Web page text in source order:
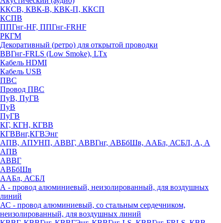
ККСВ, КВК-В, КВК-П, ККСП
КСПВ
ППГнг-HF, ППГнг-FRHF
РКГМ
Декоративный (ретро) для открытой проводки
ВВГнг-FRLS (Low Smoke), LTx
Кабель HDMI
Кабель USB
ПВС
Провод ПВС
ПуВ, ПуГВ
ПуВ
ПуГВ
КГ, КГН, КГВВ
КГВВнг,КГВЭнг
АПВ, АПУНП, АВВГ, АВВГнг, АВБбШв, ААБл, АСБЛ, А, А
АПВ
АВВГ
АВБбШв
ААБл, АСБЛ
А - провод алюминиевый, неизолированный, для воздушных
линий
АС - провод алюминиевый, со стальным сердечником,
неизолированный, для воздушных линий